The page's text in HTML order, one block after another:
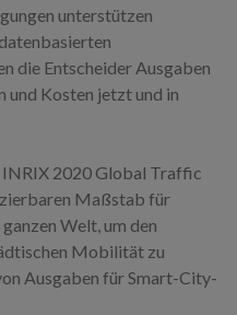
unterstützen
die Entscheider Ausgaben
und Kosten jetzt und in
2020 Global Traffic
Maßstab für
Welt, um den
Mobilität zu
Ausgaben für Smart-City-